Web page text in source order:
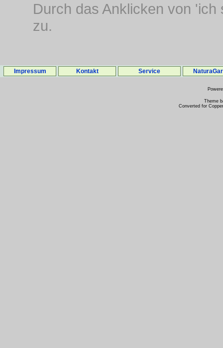
Durch das Anklicken von
zu.
Impressum Kontakt Service
Theme
Converted for